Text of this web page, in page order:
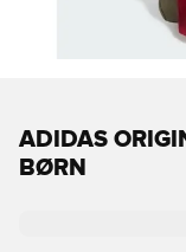
ADIDAS
BØRN